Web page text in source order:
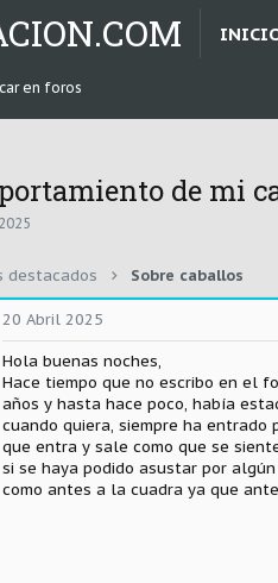
en foros
de mi
destacados Sobre caballos
20 Abril 2025
Hola buenas noches,
Hace tiempo que no escribo en el
años y hasta hace poco, había
cuando quiera, siempre ha
que entra y sale como que se
si se haya podido asustar por
como antes a la cuadra ya que